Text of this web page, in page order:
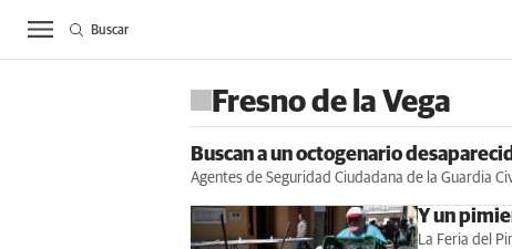
ACTUALIDAD
Buscar
Fresno de la Vega
Buscan a un octogenario
Agentes de Seguridad Ciudadana de la Guardia
Y un
La Feria del